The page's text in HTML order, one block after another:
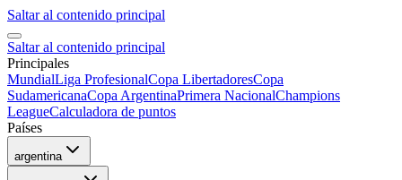
Saltar al contenido principal
Saltar al contenido principal
Principales
MundialLiga ProfesionalCopa LibertadoresCopa
SudamericanaCopa ArgentinaPrimera NacionalChampions
LeagueCalculadora de puntos
Países
argentina